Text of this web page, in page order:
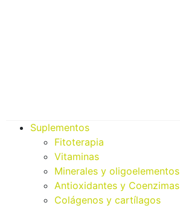
Suplementos
Fitoterapia
Vitaminas
Minerales y oligoelementos
Antioxidantes y Coenzimas
Colágenos y cartílagos